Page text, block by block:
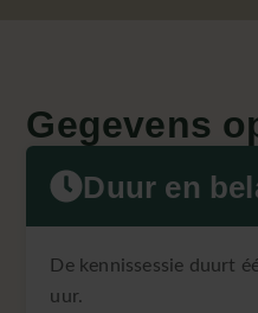
Gegevens
Duur en
De kennissessie duurt
uur.